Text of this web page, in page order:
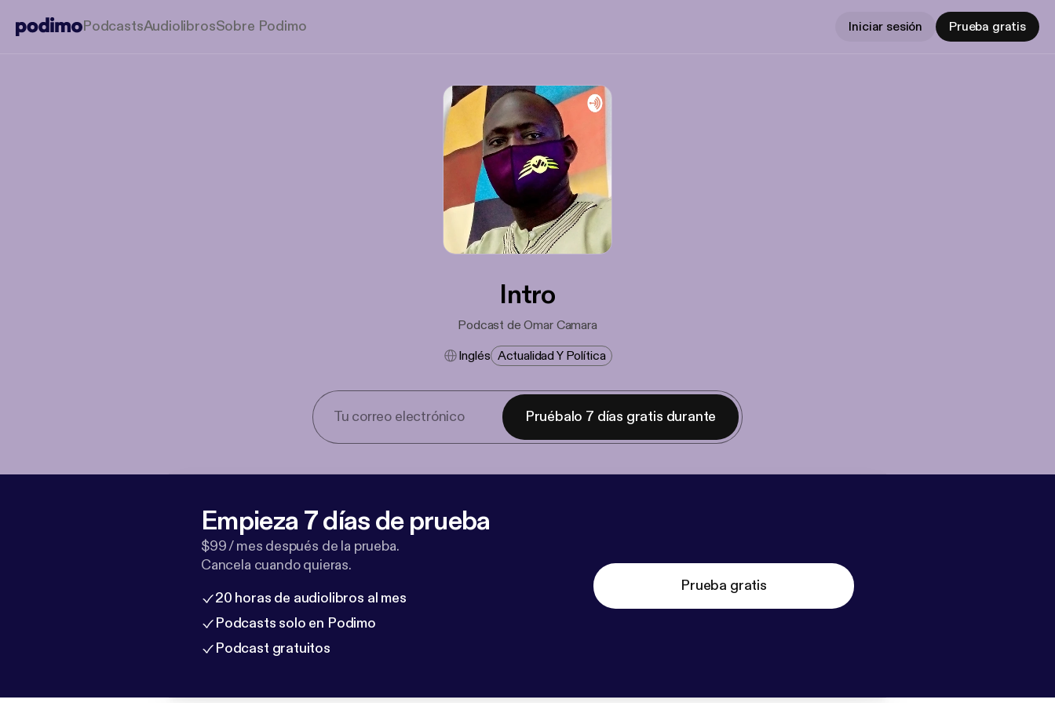
PodcastsAudiolibrosSobre Podimo Iniciar sesión Prueba gratis
Intro
Podcast de Omar Camara
Inglés Actualidad Y Política
Pruébalo 7 días gratis durante
Empieza 7 días de prueba
$99 / mes después de la prueba.
Cancela cuando quieras.
20 horas de audiolibros al mes
Podcasts solo en Podimo
Podcast gratuitos
Prueba gratis